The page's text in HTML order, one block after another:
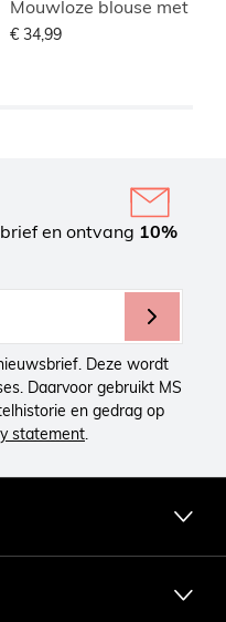
€ 34,99
en ontvang 10%
Deze wordt
Daarvoor gebruikt MS
en gedrag op
statement.